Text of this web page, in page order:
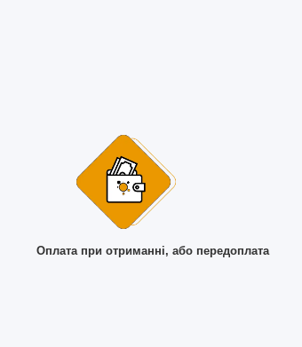
Оплата при отриманні, або передоплата